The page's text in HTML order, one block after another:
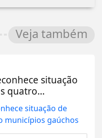
Veja também
situação
quatro...